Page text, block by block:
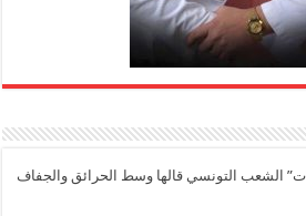
الشعب التونسي قالها وسط الحرائق والجفاف